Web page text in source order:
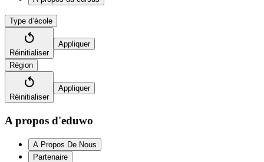
Type d’école
Réinitialiser
Appliquer
Région
Réinitialiser
Appliquer
A propos d'eduwo
A Propos De Nous
Partenaire